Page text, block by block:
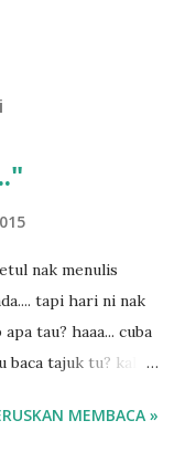
nak menulis
tapi hari ni nak
tau? haaa... cuba
baca tajuk tu? kalau
AKU ....adoiiii
MEMBACA »